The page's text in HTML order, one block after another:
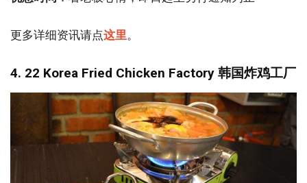
更多详细资讯请点这里。
4. 22 Korea Fried Chicken Factory 韩国炸鸡工厂